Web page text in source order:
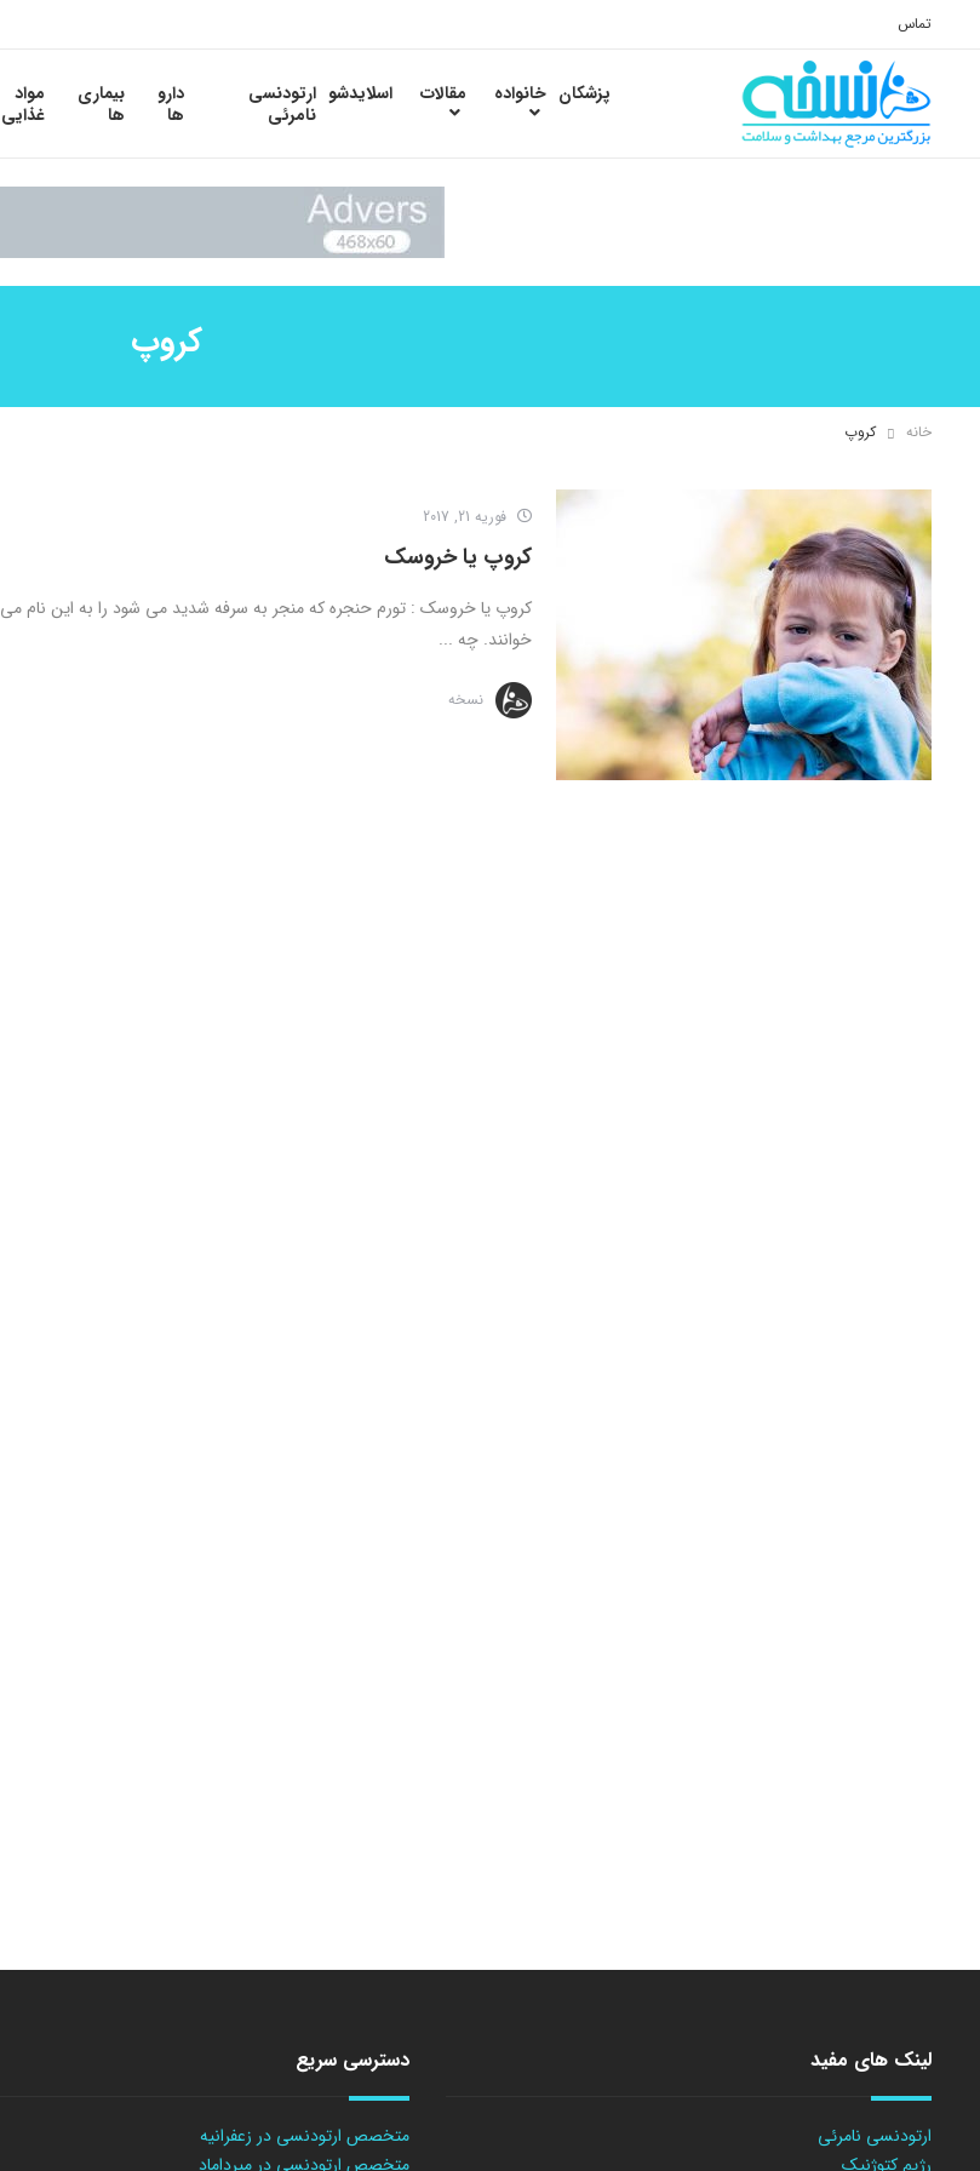
تماس
پزشکان خانواده مقالات اسلایدشو ارتودنسی
نامرئی
دارو
ها
بیماری
ها
مواد
غذایی
کروپ
خانه کروپ
فوریه 21, 2017
کروپ یا خروسک
کروپ یا خروسک : تورم حنجره که منجر به سرفه شدید می شود را به این نام می
خوانند. چه ...
نسخه
لینک های مفید
ارتودنسی نامرئی
رژیم کتوژنیک
دسترسی سریع
متخصص ارتودنسی در زعفرانیه
متخصص ارتودنسی در میرداماد